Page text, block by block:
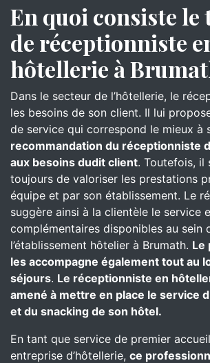
En quoi consiste le
de réceptionniste
hôtellerie à
Dans le secteur de l’hôtellerie, le
les besoins de son client. Il lui
de service qui correspond le mieux à
recommandation du réceptionniste
aux besoins dudit client. Toutefois, il
toujours de valoriser les prestations
équipe et par son établissement. Le
suggère ainsi à la clientèle le service
complémentaires disponibles au sein
l’établissement hôtelier à Brumath. Le
les accompagne également tout au
séjours. Le réceptionniste en
amené à mettre en place le service
et du snacking de son hôtel.
En tant que service de premier
entreprise d’hôtellerie, ce